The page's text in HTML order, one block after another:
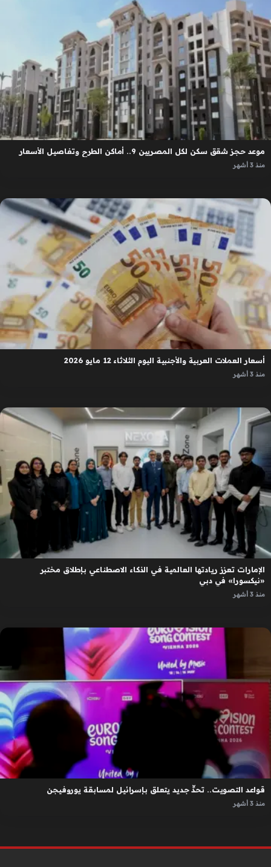
موعد حجز شقق سكن لكل المصريين 9.. أماكن الطرح وتفاصيل الأسعار
منذ 3 أشهر
أسعار العملات العربية والأجنبية اليوم الثلاثاء 12 مايو 2026
منذ 3 أشهر
الإمارات تعزز ريادتها العالمية في الذكاء الاصطناعي بإطلاق مختبر
«نيكسورا» في دبي
منذ 3 أشهر
قواعد التصويت.. تحدٍّ جديد يتعلق بإسرائيل لمسابقة يوروفيجن
منذ 3 أشهر